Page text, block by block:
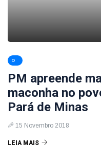
PM apreende
maconha no
Pará de Minas
15 Novembro 2018
LEIA MAIS